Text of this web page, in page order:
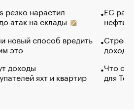
резко нарастил
атак на склады
новый способ вредить
это
доходы
яхт и квартир
ЕС
нефти
Что
для